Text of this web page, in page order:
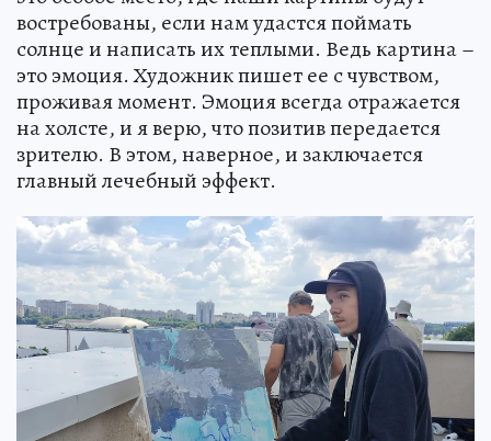
востребованы, если нам удастся поймать
солнце и написать их теплыми. Ведь картина –
это эмоция. Художник пишет ее с чувством,
проживая момент. Эмоция всегда отражается
на холсте, и я верю, что позитив передается
зрителю. В этом, наверное, и заключается
главный лечебный эффект.